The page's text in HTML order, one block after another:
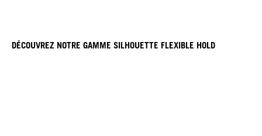
DÉCOUVREZ NOTRE GAMME SILHOUETTE FLEXIBLE HOLD